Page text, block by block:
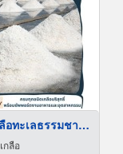
ขายส่งเกลือทะเลธรรมชาติ มีเก็บเงินปลายทาง
เกลือ